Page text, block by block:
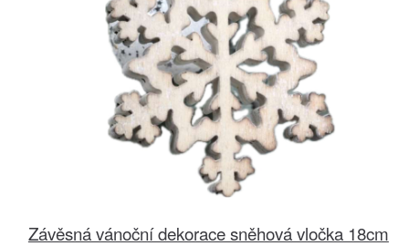
Závěsná vánoční dekorace sněhová vločka 18cm